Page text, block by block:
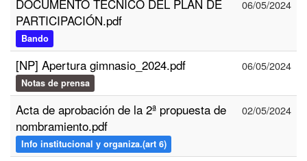
DOCUMENTO TÉCNICO DEL PLAN DE
PARTICIPACIÓN.pdf
Bando
06/05/2024
[NP] Apertura gimnasio_2024.pdf
Notas de prensa
06/05/2024
Acta de aprobación de la 2ª propuesta de
nombramiento.pdf
Info institucional y organiza.(art 6)
02/05/2024